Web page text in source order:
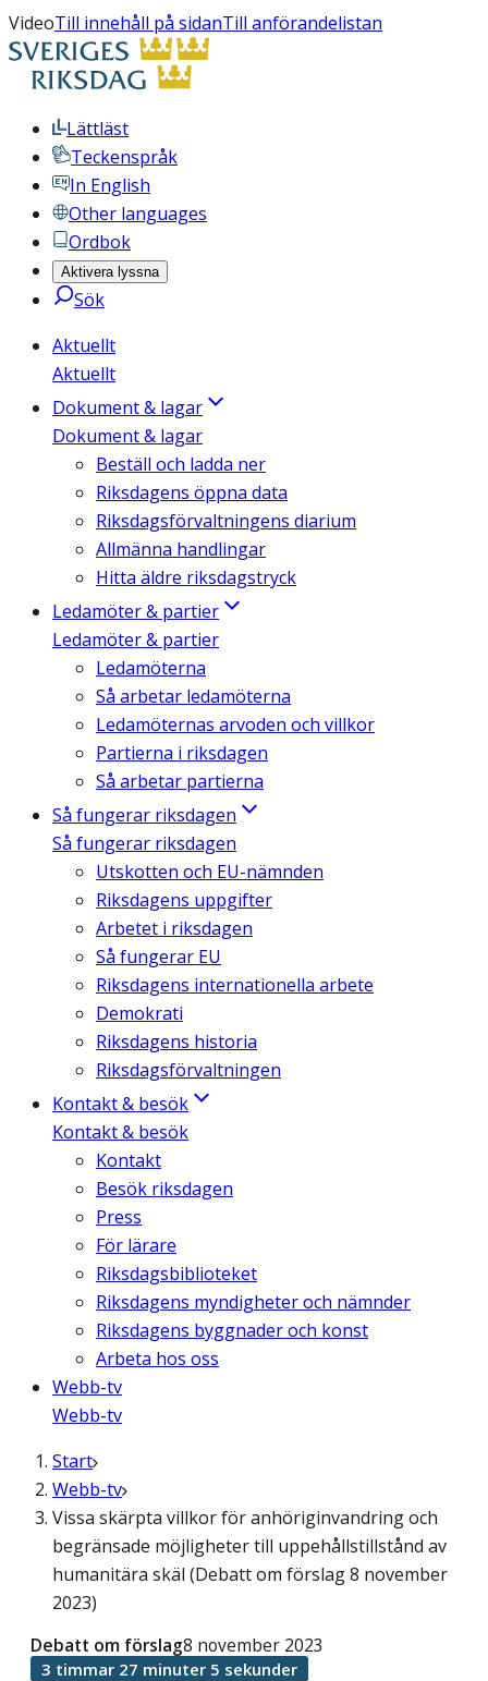
VideoTill innehåll på sidanTill anförandelistan
Lättläst
Teckenspråk
In English
Other languages
Ordbok
Aktivera lyssna
Sök
Aktuellt
Aktuellt
Dokument & lagar
Dokument & lagar
Beställ och ladda ner
Riksdagens öppna data
Riksdagsförvaltningens diarium
Allmänna handlingar
Hitta äldre riksdagstryck
Ledamöter & partier
Ledamöter & partier
Ledamöterna
Så arbetar ledamöterna
Ledamöternas arvoden och villkor
Partierna i riksdagen
Så arbetar partierna
Så fungerar riksdagen
Så fungerar riksdagen
Utskotten och EU-nämnden
Riksdagens uppgifter
Arbetet i riksdagen
Så fungerar EU
Riksdagens internationella arbete
Demokrati
Riksdagens historia
Riksdagsförvaltningen
Kontakt & besök
Kontakt & besök
Kontakt
Besök riksdagen
Press
För lärare
Riksdagsbiblioteket
Riksdagens myndigheter och nämnder
Riksdagens byggnader och konst
Arbeta hos oss
Webb-tv
Webb-tv
Start
Webb-tv
Vissa skärpta villkor för anhöriginvandring och
begränsade möjligheter till uppehållstillstånd av
humanitära skäl (Debatt om förslag 8 november
2023)
Debatt om förslag8 november 2023
3 timmar 27 minuter 5 sekunder